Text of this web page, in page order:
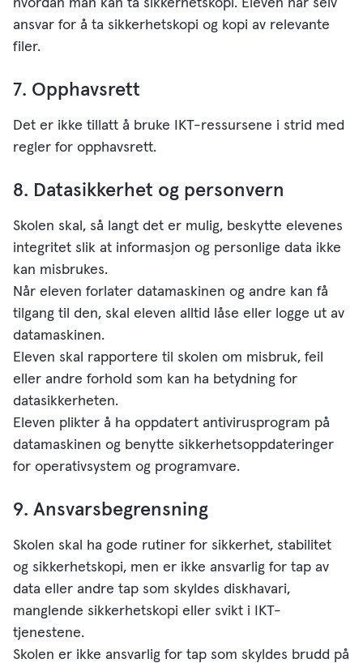
hvordan man kan ta sikkerhetskopi. Eleven har selv
ansvar for å ta sikkerhetskopi og kopi av relevante
filer.
7. Opphavsrett
Det er ikke tillatt å bruke IKT-ressursene i strid med
regler for opphavsrett.
8. Datasikkerhet og personvern
Skolen skal, så langt det er mulig, beskytte elevenes
integritet slik at informasjon og personlige data ikke
kan misbrukes.
Når eleven forlater datamaskinen og andre kan få
tilgang til den, skal eleven alltid låse eller logge ut av
datamaskinen.
Eleven skal rapportere til skolen om misbruk, feil
eller andre forhold som kan ha betydning for
datasikkerheten.
Eleven plikter å ha oppdatert antivirusprogram på
datamaskinen og benytte sikkerhetsoppdateringer
for operativsystem og programvare.
9. Ansvarsbegrensning
Skolen skal ha gode rutiner for sikkerhet, stabilitet
og sikkerhetskopi, men er ikke ansvarlig for tap av
data eller andre tap som skyldes diskhavari,
manglende sikkerhetskopi eller svikt i IKT-
tjenestene.
Skolen er ikke ansvarlig for tap som skyldes brudd på